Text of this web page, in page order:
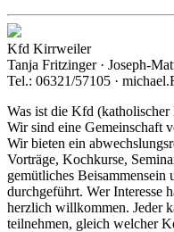
Kfd Kirrweiler
Tanja Fritzinger · Joseph-
Tel.: 06321/57105 ·
Was ist die Kfd (katholischer
Wir sind eine Gemeinschaft
Wir bieten ein
Vorträge, Kochkurse,
gemütliches Beisammensein
durchgeführt. Wer Interesse
herzlich willkommen. Jeder
teilnehmen, gleich welcher